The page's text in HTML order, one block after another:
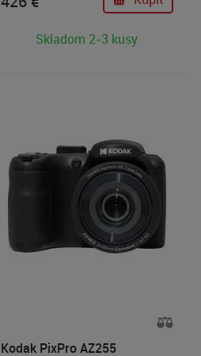
nabíjanie, možnosť natáčania 4K
obrazovka alebo optická
Skladom 2-3 kusy
Kodak PixPro AZ255